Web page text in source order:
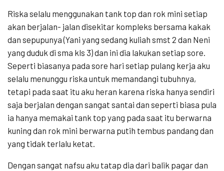
Riska selalu menggunakan tank top dan rok mini setiap
akan berjalan- jalan disekitar kompleks bersama kakak
dan sepupunya (Yani yang sedang kuliah smst 2 dan Neni
yang duduk di sma kls 3) dan ini dia lakukan setiap sore.
Seperti biasanya pada sore hari setiap pulang kerja aku
selalu menunggu riska untuk memandangi tubuhnya,
tetapi pada saat itu aku heran karena riska hanya sendiri
saja berjalan dengan sangat santai dan seperti biasa pula
ia hanya memakai tank top yang pada saat itu berwarna
kuning dan rok mini berwarna putih tembus pandang dan
yang tidak terlalu ketat.
Dengan sangat nafsu aku tatap dia dari balik pagar dan